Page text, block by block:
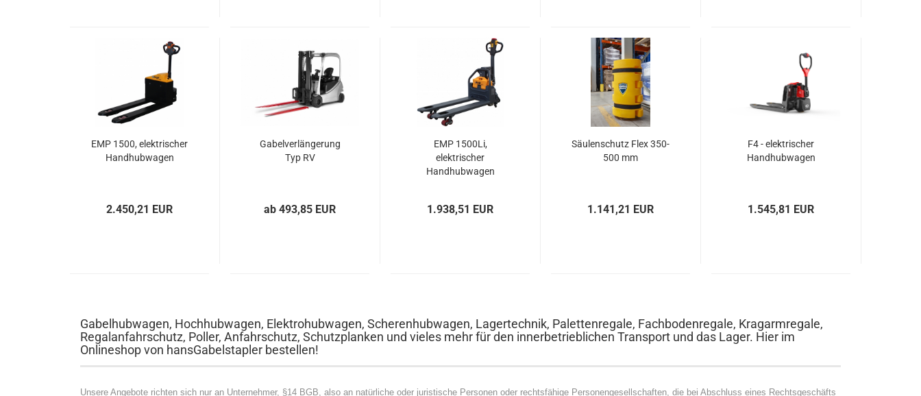
EMP 1500, elektrischer
Handhubwagen
2.450,21 EUR
Gabelverlängerung
Typ RV
ab 493,85 EUR
EMP 1500Li,
elektrischer
Handhubwagen
1.938,51 EUR
Säulenschutz Flex 350-
500 mm
1.141,21 EUR
F4 - elektrischer
Handhubwagen
1.545,81 EUR
Gabelhubwagen, Hochhubwagen, Elektrohubwagen, Scherenhubwagen, Lagertechnik, Palettenregale, Fachbodenregale, Kragarmregale,
Regalanfahrschutz, Poller, Anfahrschutz, Schutzplanken und vieles mehr für den innerbetrieblichen Transport und das Lager. Hier im
Onlineshop von hansGabelstapler bestellen!
Unsere Angebote richten sich nur an Unternehmer, §14 BGB, also an natürliche oder juristische Personen oder rechtsfähige Personengesellschaften, die bei Abschluss eines Rechtsgeschäfts